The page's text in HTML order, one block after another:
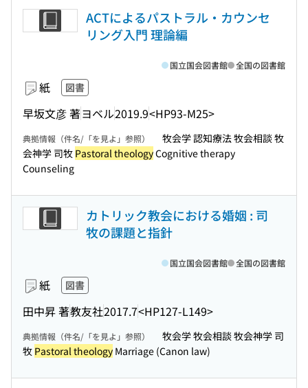
ACTによるパストラル・カウンセ
リング入門 理論編
紙 図書
早坂文彦 著ヨベル2019.9<HP93-M25>
国立国会図書館 全国の図書館
典拠情報（件名/「を見よ」参照）
牧会学 認知療法 牧会相談 牧
会神学 司牧 Pastoral theologyCognitive therapy
Counseling
カトリック教会における婚姻 : 司
牧の課題と指針
紙 図書
田中昇 著教友社2017.7<HP127-L149>
国立国会図書館 全国の図書館
典拠情報（件名/「を見よ」参照）
牧会学 牧会相談 牧会神学 司
牧 Pastoral theology Marriage (Canon law)